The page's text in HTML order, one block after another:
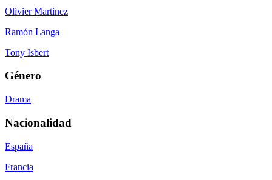
Olivier Martinez
Ramón Langa
Tony Isbert
Género
Drama
Nacionalidad
España
Francia